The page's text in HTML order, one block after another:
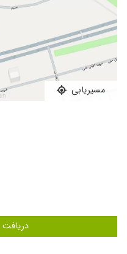
درد در ناحیه کمر
موضوع را پیگیری
با سلام. بیسار با
درست.
خوب بودند
بسیار عالی
گفتن که مهره
دکتر بسیار دقیق
خوب بود
بسیار عالی و با
مسیریابی
دریافت